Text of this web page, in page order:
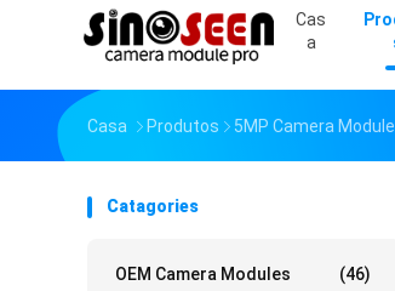
Cas
A
Casa Produtos 5MP Camera Module
Catagories
OEM Camera Modules (46)